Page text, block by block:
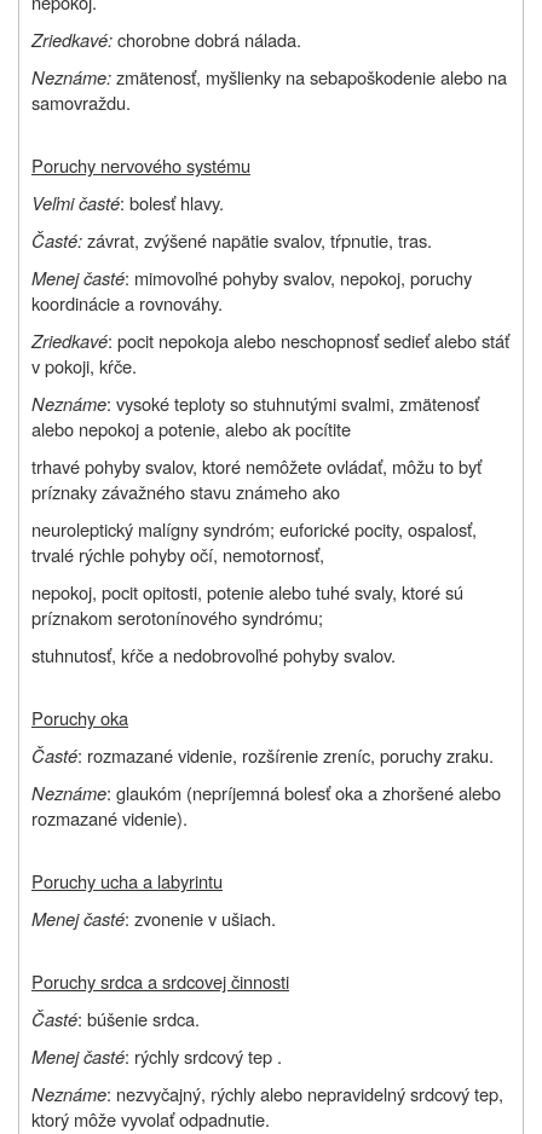
Zriedkavé:chorobne dobrá nálada.
Neznáme:zmätenosť, myšlienky na sebapoškodenie alebo na
samovraždu.
Poruchy nervového systému
Veľmi časté: bolesť hlavy.
Časté:závrat, zvýšené napätie svalov, tŕpnutie, tras.
Menej časté: mimovoľné pohyby svalov, nepokoj, poruchy
koordinácie a rovnováhy.
Zriedkavé: pocit nepokoja alebo neschopnosť sedieť alebo stáť
v pokoji, kŕče.
Neznáme: vysoké teploty so stuhnutými svalmi, zmätenosť
alebo nepokoj a potenie, alebo ak pocítite
trhavé pohyby svalov, ktoré nemôžete ovládať, môžu to byť
príznaky závažného stavu známeho ako
neuroleptický malígny syndróm; euforické pocity, ospalosť,
trvalé rýchle pohyby očí, nemotornosť,
nepokoj, pocit opitosti, potenie alebo tuhé svaly, ktoré sú
príznakom serotonínového syndrómu;
stuhnutosť, kŕče a nedobrovoľné pohyby svalov.
Poruchy oka
Časté: rozmazané videnie, rozšírenie zreníc, poruchy zraku.
Neznáme: glaukóm (nepríjemná bolesť oka a zhoršené alebo
rozmazané videnie).
Poruchy ucha a labyrintu
Menej časté: zvonenie v ušiach.
Poruchy srdca a srdcovej činnosti
Časté: búšenie srdca.
Menej časté: rýchly srdcový tep .
Neznáme: nezvyčajný, rýchly alebo nepravidelný srdcový tep,
ktorý môže vyvolať odpadnutie.